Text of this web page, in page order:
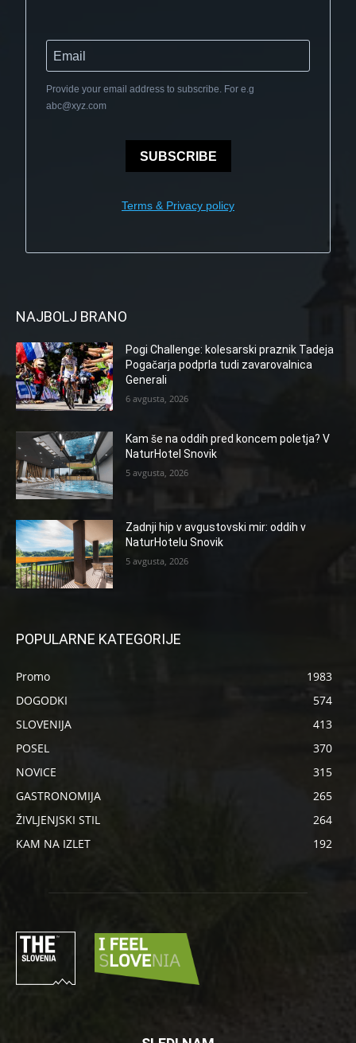
Provide your email address to subscribe. For e.g
abc@xyz.com
SUBSCRIBE
Terms & Privacy policy
NAJBOLJ BRANO
Pogi Challenge: kolesarski praznik Tadeja
Pogačarja podprla tudi zavarovalnica
Generali
6 avgusta, 2026
Kam še na oddih pred koncem poletja? V
NaturHotel Snovik
5 avgusta, 2026
Zadnji hip v avgustovski mir: oddih v
NaturHotelu Snovik
5 avgusta, 2026
POPULARNE KATEGORIJE
Promo
1983
DOGODKI
574
SLOVENIJA
413
POSEL
370
NOVICE
315
GASTRONOMIJA
265
ŽIVLJENJSKI STIL
264
KAM NA IZLET
192